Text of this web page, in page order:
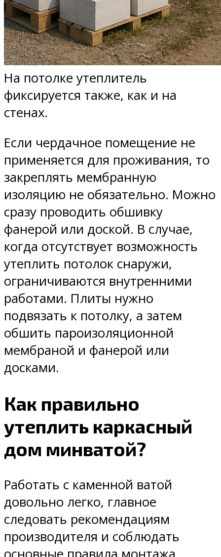
На потолке утеплитель
фиксируется также, как и на
стенах.
Если чердачное помещение не
применяется для проживания, то
закреплять мембранную
изоляцию не обязательно. Можно
сразу проводить обшивку
фанерой или доской. В случае,
когда отсутствует возможность
утеплить потолок снаружи,
ограничиваются внутренними
работами. Плиты нужно
подвязать к потолку, а затем
обшить пароизоляционной
мембраной и фанерой или
досками.
Как правильно
утеплить каркасный
дом минватой?
Работать с каменной ватой
довольно легко, главное
следовать рекомендациям
производителя и соблюдать